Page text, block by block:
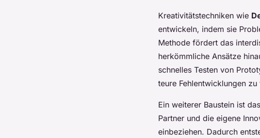
Kreativitätstechniken wie
entwickeln, indem sie
Methode fördert das
herkömmliche Ansätze
schnelles Testen von
teure Fehlentwicklungen zu
Ein weiterer Baustein ist
Partner und die eigene
einbeziehen. Dadurch